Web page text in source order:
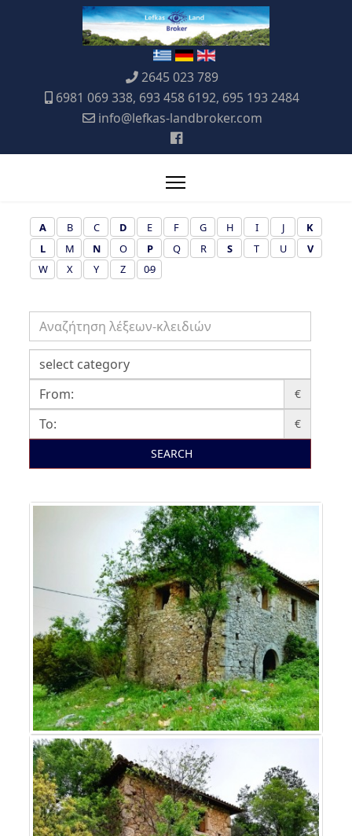
2645 023 789
6981 069 338, 693 458 6192, 695 193 2484
info@lefkas-landbroker.com
A B C D E F G H I J
K
L
M N O P Q R S T U
V
W
X Y Z 0-9
€
€
SEARCH